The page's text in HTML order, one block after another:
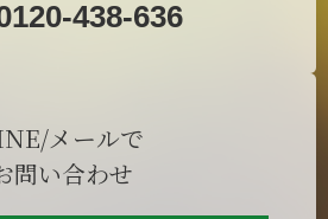
438-636
メールで
問い合わせ